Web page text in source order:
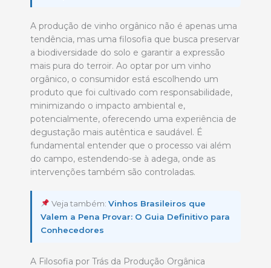
A produção de vinho orgânico não é apenas uma
tendência, mas uma filosofia que busca preservar
a biodiversidade do solo e garantir a expressão
mais pura do terroir. Ao optar por um vinho
orgânico, o consumidor está escolhendo um
produto que foi cultivado com responsabilidade,
minimizando o impacto ambiental e,
potencialmente, oferecendo uma experiência de
degustação mais autêntica e saudável. É
fundamental entender que o processo vai além
do campo, estendendo-se à adega, onde as
intervenções também são controladas.
Veja também:Vinhos Brasileiros que
Valem a Pena Provar: O Guia Definitivo para
Conhecedores
A Filosofia por Trás da Produção Orgânica